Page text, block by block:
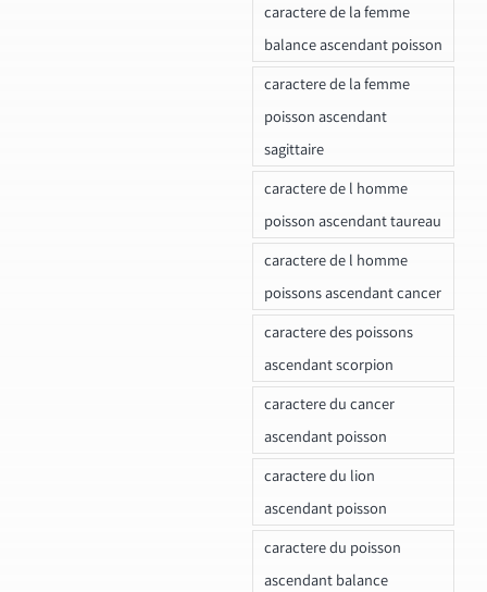
caractere de la femme
balance ascendant poisson
caractere de la femme
poisson ascendant
sagittaire
caractere de l homme
poisson ascendant taureau
caractere de l homme
poissons ascendant cancer
caractere des poissons
ascendant scorpion
caractere du cancer
ascendant poisson
caractere du lion
ascendant poisson
caractere du poisson
ascendant balance